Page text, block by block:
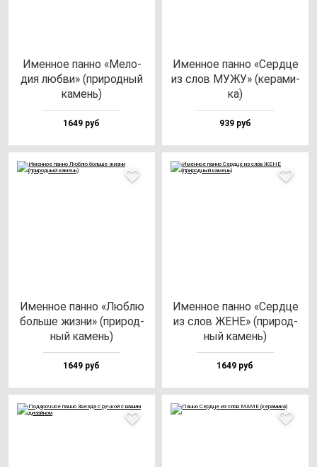
Имен­ное пан­но «Мело­
дия люб­ви» (при­род­ный
ка­мень)
1649 руб
Имен­ное пан­но «Сер­дце
из слов МУЖУ» (ке­ра­ми­
ка)
939 руб
Имен­ное пан­но «Люб­лю
боль­ше жиз­ни» (при­род­
ный ка­мень)
1649 руб
Имен­ное пан­но «Сер­дце
из слов ЖЕНЕ» (при­род­
ный ка­мень)
1649 руб